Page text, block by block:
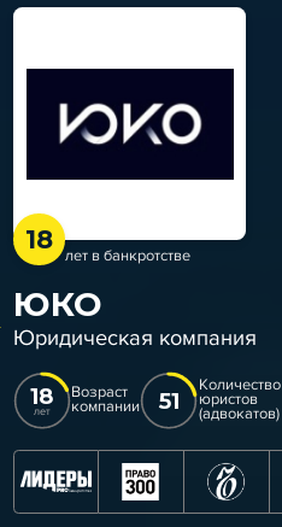
18
лет в банкротстве
ЮКО
Юридическая компания
18
лет
Возраст
компании 51
Количество
юристов
(адвокатов)